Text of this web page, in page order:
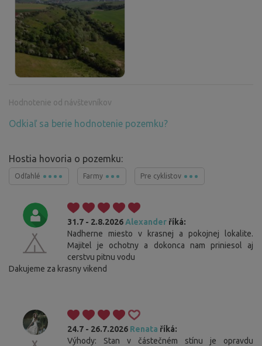
Hodnotenie od návštevníkov
Odkiaľ sa berie hodnotenie pozemku?
Hostia hovoria o pozemku:
Odľahlé Farmy Pre cyklistov
31.7 - 2.8.2026 Alexander říká:
Nadherne miesto v krasnej a pokojnej lokalite.
Majitel je ochotny a dokonca nam priniesol aj
cerstvu pitnu vodu
Dakujeme za krasny vikend
24.7 - 26.7.2026 Renata říká:
Výhody: Stan v částečném stínu je opravdu